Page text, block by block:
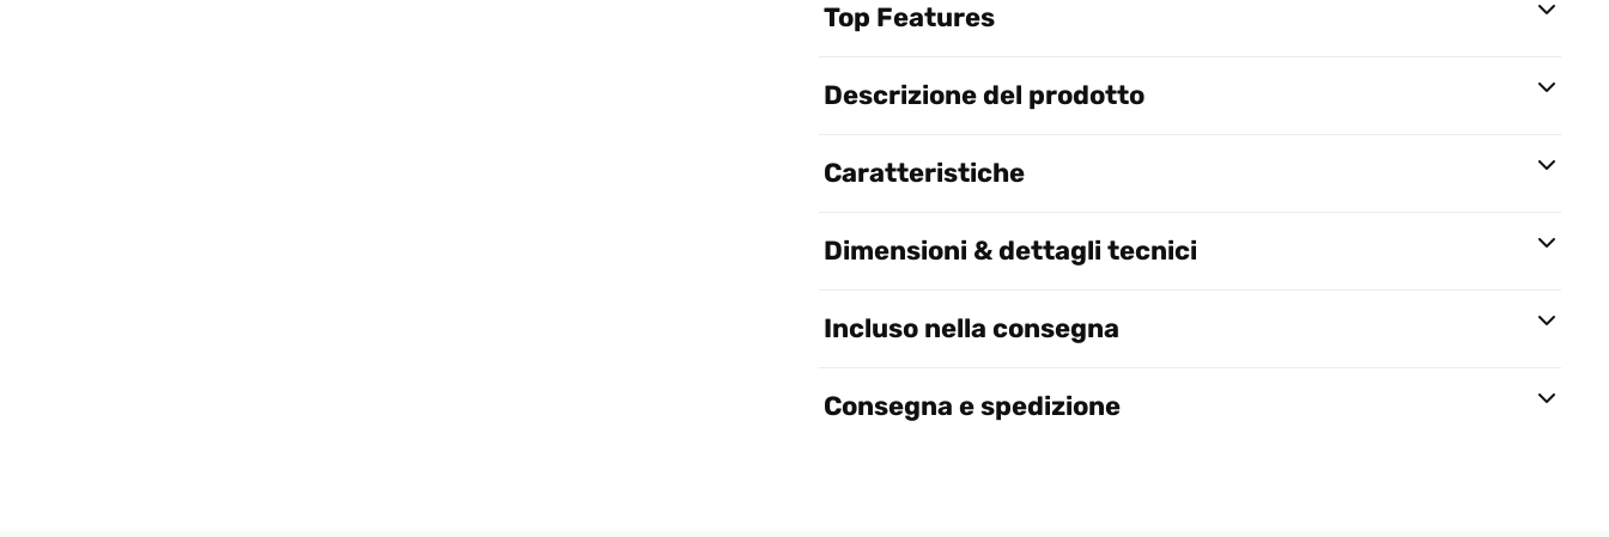
Top Features
Descrizione del prodotto
Caratteristiche
Dimensioni & dettagli tecnici
Incluso nella consegna
Consegna e spedizione